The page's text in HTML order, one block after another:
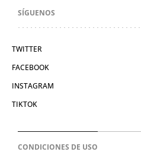
SÍGUENOS
TWITTER
FACEBOOK
INSTAGRAM
TIKTOK
CONDICIONES DE USO